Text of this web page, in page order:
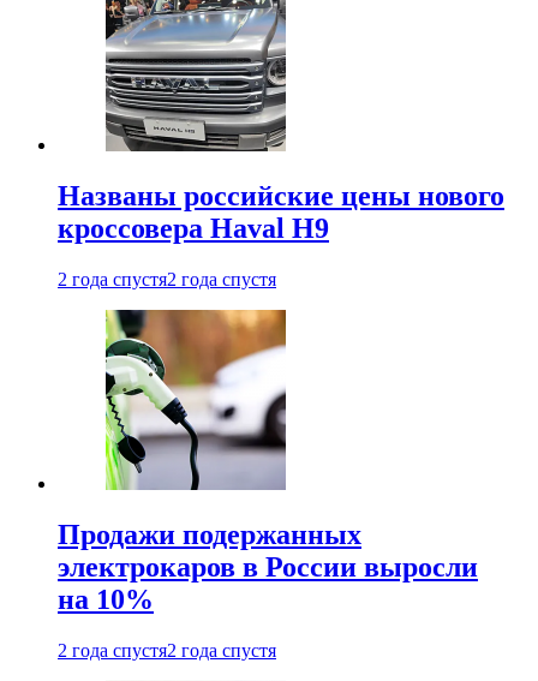
Названы российские цены нового
кроссовера Haval H9
2 года спустя2 года спустя
Продажи подержанных
электрокаров в России выросли
на 10%
2 года спустя2 года спустя